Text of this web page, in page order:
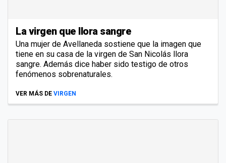
La virgen que llora sangre
Una mujer de Avellaneda sostiene que la imagen que
tiene en su casa de la virgen de San Nicolás llora
sangre. Además dice haber sido testigo de otros
fenómenos sobrenaturales.
VER MÁS DE VIRGEN